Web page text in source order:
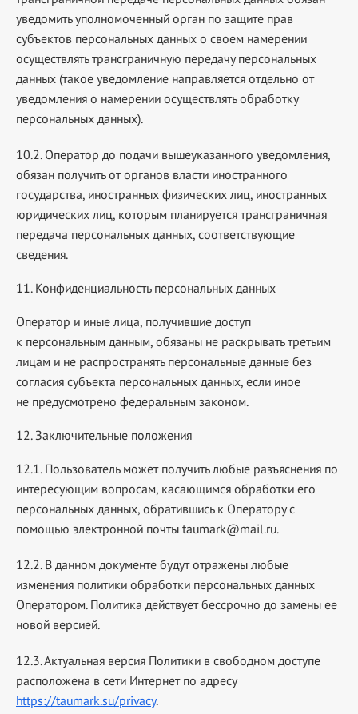
уведомить уполномоченный орган по защите прав
субъектов персональных данных о своем намерении
осуществлять трансграничную передачу персональных
данных (такое уведомление направляется отдельно от
уведомления о намерении осуществлять обработку
персональных данных).
10.2. Оператор до подачи вышеуказанного уведомления,
обязан получить от органов власти иностранного
государства, иностранных физических лиц, иностранных
юридических лиц, которым планируется трансграничная
передача персональных данных, соответствующие
сведения.
11. Конфиденциальность персональных данных
Оператор и иные лица, получившие доступ
к персональным данным, обязаны не раскрывать третьим
лицам и не распространять персональные данные без
согласия субъекта персональных данных, если иное
не предусмотрено федеральным законом.
12. Заключительные положения
12.1. Пользователь может получить любые разъяснения по
интересующим вопросам, касающимся обработки его
персональных данных, обратившись к Оператору с
помощью электронной почты taumark@mail.ru.
12.2. В данном документе будут отражены любые
изменения политики обработки персональных данных
Оператором. Политика действует бессрочно до замены ее
новой версией.
12.3. Актуальная версия Политики в свободном доступе
расположена в сети Интернет по адресу
https://taumark.su/privacy.